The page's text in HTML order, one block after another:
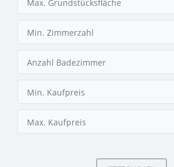
Max. Grundstücksfläche
Min. Zimmerzahl
Anzahl Badezimmer
Min. Kaufpreis
Max. Kaufpreis